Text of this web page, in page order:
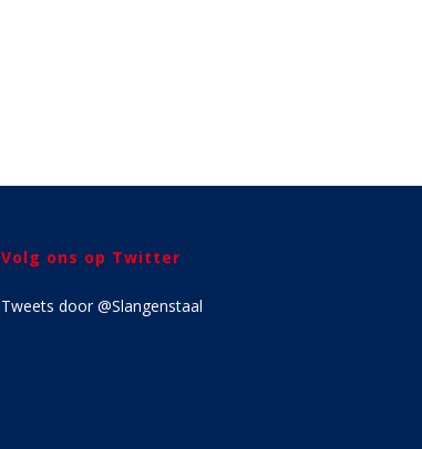
Volg ons op Twitter
Tweets door @Slangenstaal